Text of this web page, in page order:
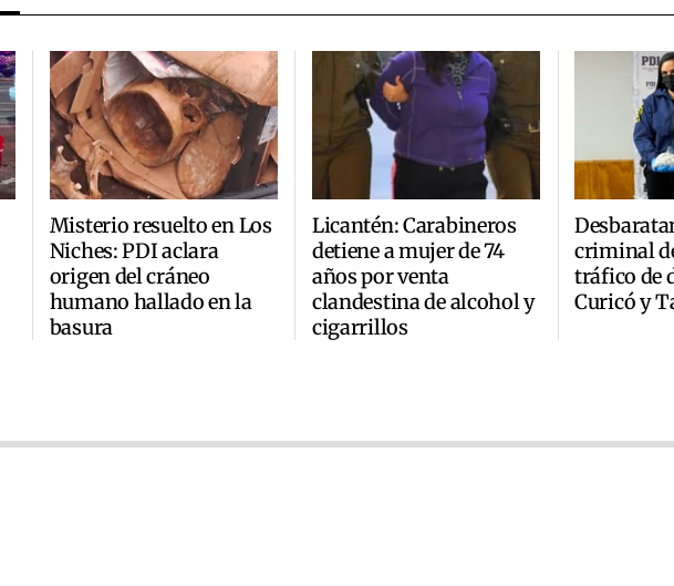
Misterio resuelto en Los
Niches: PDI aclara
origen del cráneo
humano hallado en la
basura
Licantén: Carabineros
detiene a mujer de 74
años por venta
clandestina de alcohol y
cigarrillos
criminal
tráfico de
Curicó y